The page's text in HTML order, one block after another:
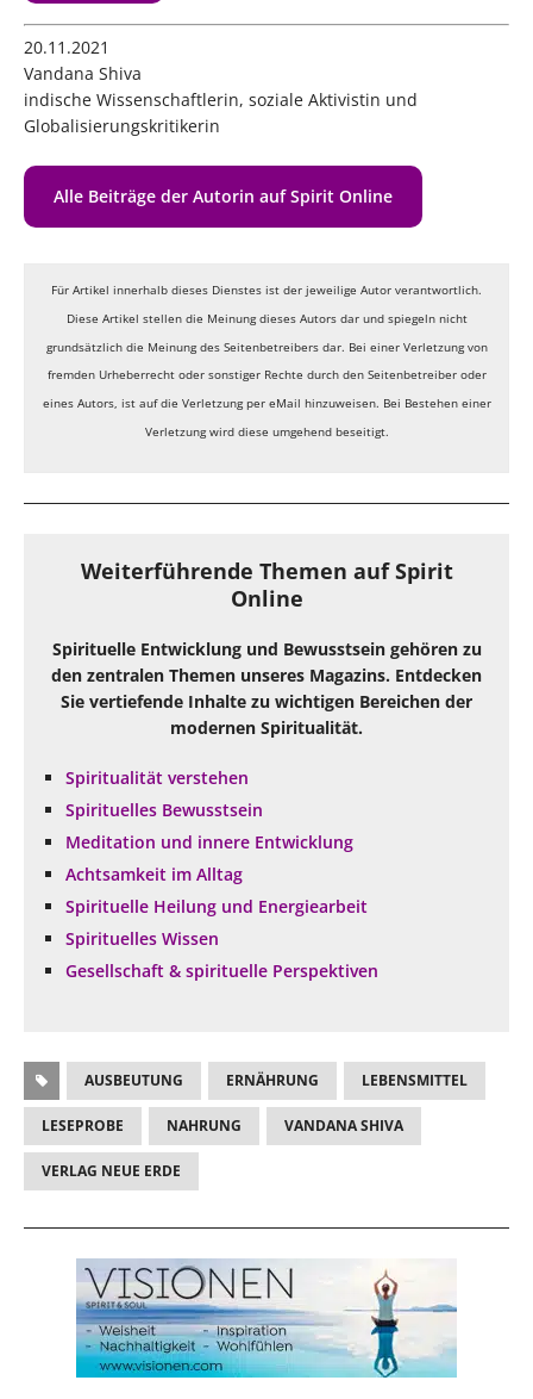
20.11.2021
Vandana Shiva
indische Wissenschaftlerin, soziale Aktivistin und
Globalisierungskritikerin
Alle Beiträge der Autorin auf Spirit Online
Für Artikel innerhalb dieses Dienstes ist der jeweilige Autor verantwortlich.
Diese Artikel stellen die Meinung dieses Autors dar und spiegeln nicht
grundsätzlich die Meinung des Seitenbetreibers dar. Bei einer Verletzung von
fremden Urheberrecht oder sonstiger Rechte durch den Seitenbetreiber oder
eines Autors, ist auf die Verletzung per eMail hinzuweisen. Bei Bestehen einer
Verletzung wird diese umgehend beseitigt.
Weiterführende Themen auf Spirit
Online
Spirituelle Entwicklung und Bewusstsein gehören zu
den zentralen Themen unseres Magazins. Entdecken
Sie vertiefende Inhalte zu wichtigen Bereichen der
modernen Spiritualität.
Spiritualität verstehen
Spirituelles Bewusstsein
Meditation und innere Entwicklung
Achtsamkeit im Alltag
Spirituelle Heilung und Energiearbeit
Spirituelles Wissen
Gesellschaft & spirituelle Perspektiven
AUSBEUTUNG ERNÄHRUNG LEBENSMITTEL
LESEPROBE NAHRUNG VANDANA SHIVA
VERLAG NEUE ERDE